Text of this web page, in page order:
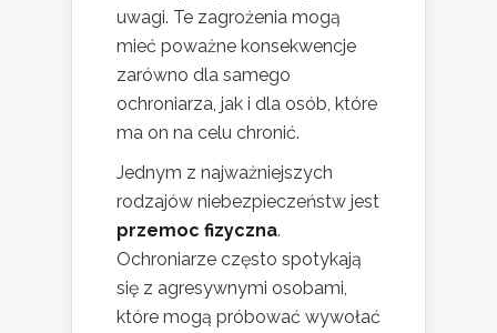
uwagi. Te zagrożenia mogą
mieć poważne konsekwencje
zarówno dla samego
ochroniarza, jak i dla osób, które
ma on na celu chronić.
Jednym z najważniejszych
rodzajów niebezpieczeństw jest
przemoc fizyczna.
Ochroniarze często spotykają
się z agresywnymi osobami,
które mogą próbować wywołać